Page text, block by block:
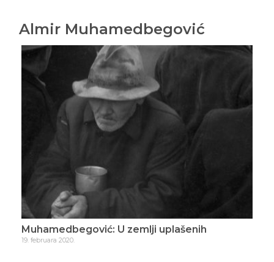
Almir Muhamedbegović
U zemlji uplašenih Muhamedbegović: